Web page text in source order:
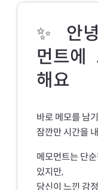
싯다르타
헤르만 헤세 (지은이),
민음사
당신의 감정을
그리고
그 문장
이렇게 두 가지
작은 루틴이 큰
✨ 안
먼트에
해요
바로 메모를 남
잠깐만 시간을
메모먼트는 단
있지만,
당신이 느낀 감